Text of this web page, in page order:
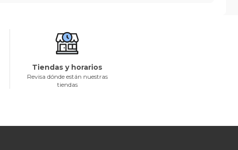
Tiendas y horarios
Revisa dónde están nuestras
tiendas